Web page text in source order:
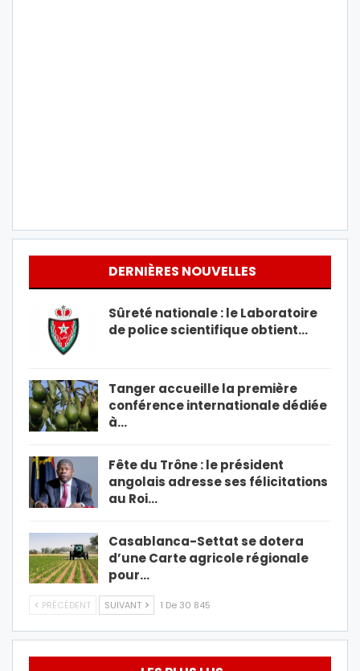
DERNIÈRES NOUVELLES
Sûreté nationale : le Laboratoire
de police scientifique obtient…
Tanger accueille la première
conférence internationale dédiée
à…
Fête du Trône : le président
angolais adresse ses félicitations
au Roi…
Casablanca-Settat se dotera
d’une Carte agricole régionale
pour…
PRÉCÉDENT SUIVANT 1 De 30 845